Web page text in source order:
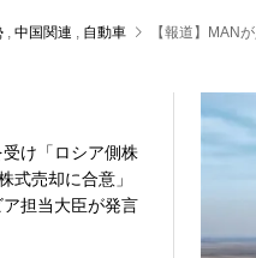
中国関連 自動車 【報道】MAN
け「ロシア側株
式売却に合意」
ア担当大臣が発言